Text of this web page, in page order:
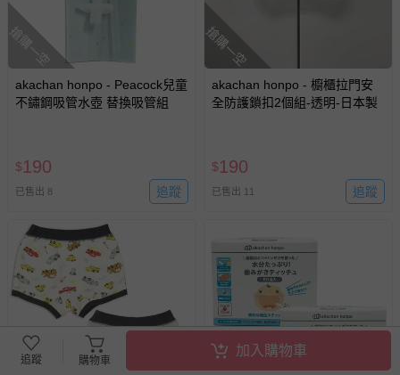
搶購一空
akachan honpo - Peacock兒童
不鏽鋼吸管水壺 替換吸管組
$190
已售出 8 追蹤
搶購一空
akachan honpo - 櫥櫃拉門安
全防護鎖扣2個組-透明-日本製
$190
已售出 11 追蹤
追蹤 購物車
加入購物車